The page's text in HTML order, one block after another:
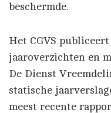
beschermde.
Het CGVS
jaaroverzichten en
De Dienst
statische
meest recente